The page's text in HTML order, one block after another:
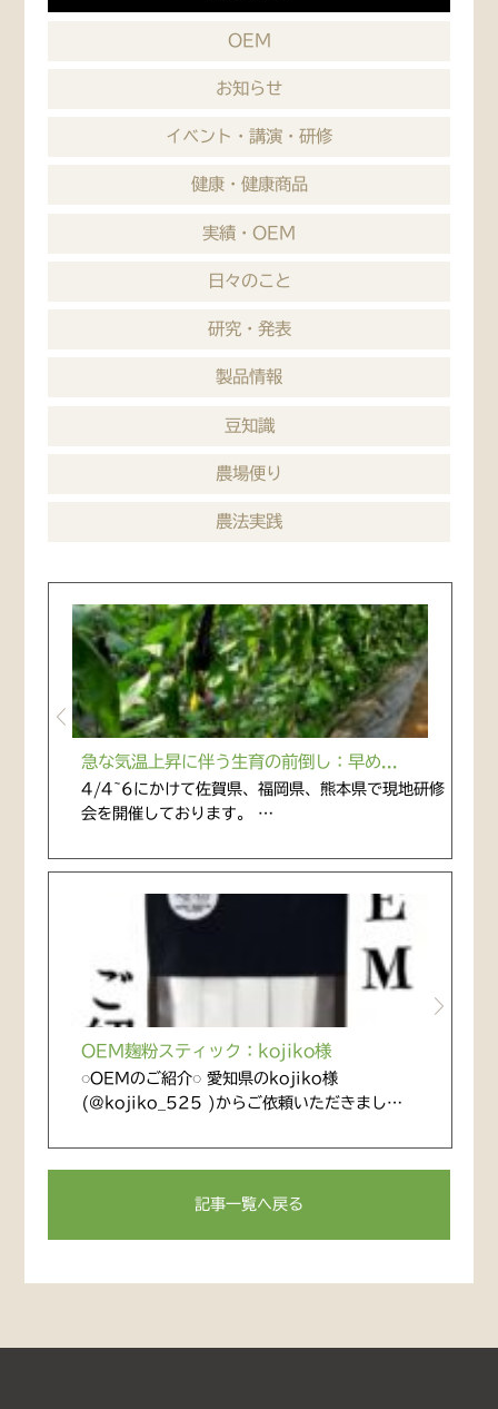
OEM
お知らせ
イベント・講演・研修
健康・健康商品
実績・OEM
日々のこと
研究・発表
製品情報
豆知識
農場便り
農法実践
急な気温上昇に伴う生育の前倒し：早め...
4/4~6にかけて佐賀県、福岡県、熊本県で現地研修
会を開催しております。 …
OEM麹粉スティック：kojiko様
◌OEMのご紹介◌ 愛知県のkojiko様
(@kojiko_525 )からご依頼いただきまし…
記事一覧へ戻る